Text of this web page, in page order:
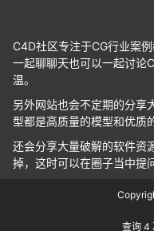
C4D社区专注于CG行业案
一起聊聊天也可以一起讨论
温。
另外网站也会不定期的分享
型都是高质量的模型和优质
还会分享大量破解的软件资
掉，这时可以在圈子当中提
查询 4